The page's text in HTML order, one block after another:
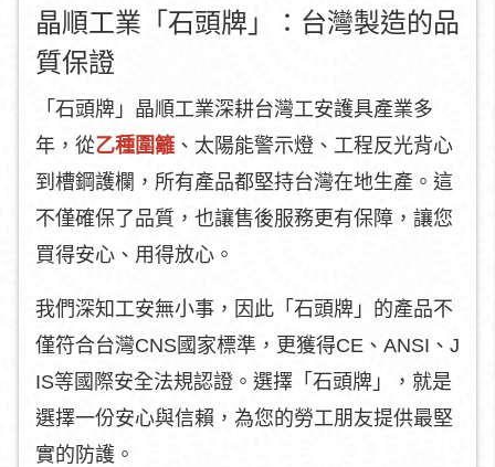
晶順工業「石頭牌」：台灣製造的品
質保證
「石頭牌」晶順工業深耕台灣工安護具產業多
年，從乙種圍籬 、太陽能警示燈、工程反光背心
到槽鋼護欄，所有產品都堅持台灣在地生產。這
不僅確保了品質，也讓售後服務更有保障，讓您
買得安心、用得放心。
我們深知工安無小事，因此「石頭牌」的產品不
僅符合台灣CNS國家標準，更獲得CE、ANSI、J
IS等國際安全法規認證。選擇「石頭牌」，就是
選擇一份安心與信賴，為您的勞工朋友提供最堅
實的防護。